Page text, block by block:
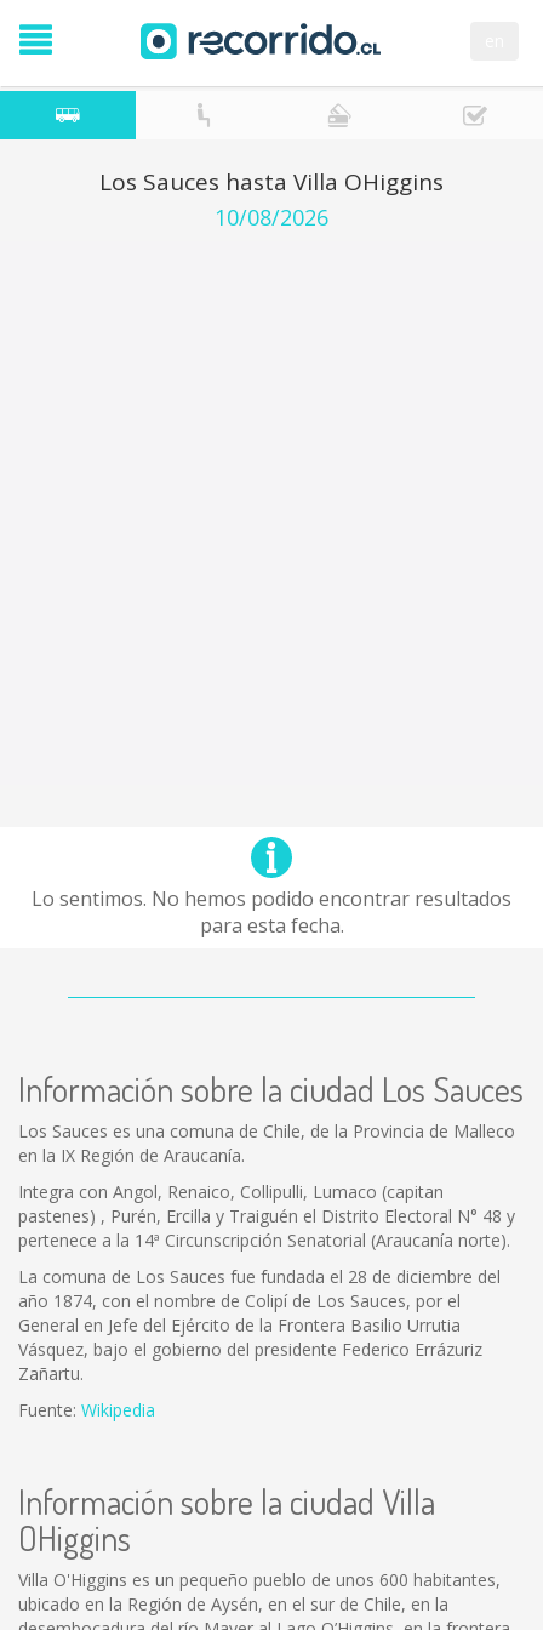
Los Sauces hasta Villa OHiggins
10/08/2026
Lo sentimos. No hemos podido encontrar resultados
para esta fecha.
Información sobre la ciudad Los Sauces
Los Sauces es una comuna de Chile, de la Provincia de Malleco
en la IX Región de Araucanía.
Integra con Angol, Renaico, Collipulli, Lumaco (capitan
pastenes) , Purén, Ercilla y Traiguén el Distrito Electoral N° 48 y
pertenece a la 14ª Circunscripción Senatorial (Araucanía norte).
La comuna de Los Sauces fue fundada el 28 de diciembre del
año 1874, con el nombre de Colipí de Los Sauces, por el
General en Jefe del Ejército de la Frontera Basilio Urrutia
Vásquez, bajo el gobierno del presidente Federico Errázuriz
Zañartu.
Fuente: Wikipedia
Información sobre la ciudad Villa
OHiggins
Villa O'Higgins es un pequeño pueblo de unos 600 habitantes,
ubicado en la Región de Aysén, en el sur de Chile, en la